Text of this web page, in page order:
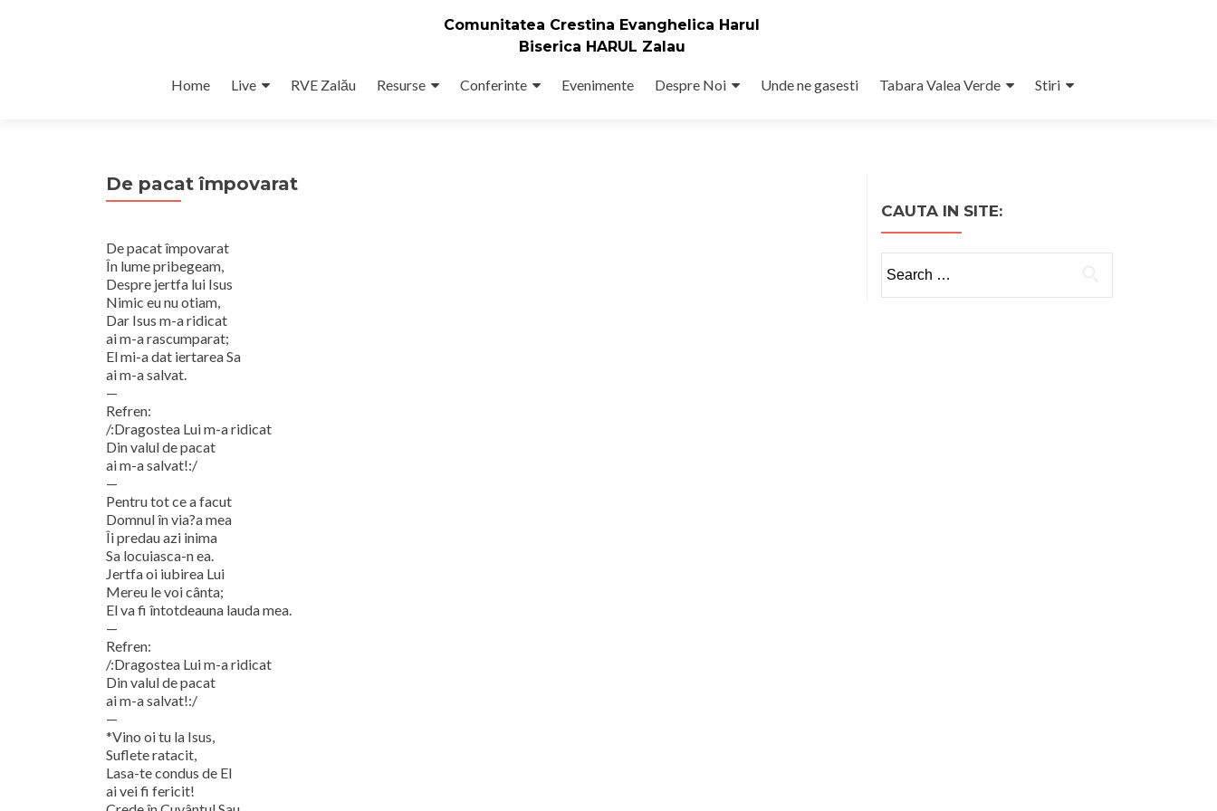
Comunitatea Crestina Evanghelica Harul
Biserica HARUL Zalau
Home Live RVE Zalău Resurse Conferinte Evenimente Despre Noi Unde ne gasesti Tabara Valea Verde Stiri
De pacat împovarat
De pacat împovarat
În lume pribegeam,
Despre jertfa lui Isus
Nimic eu nu otiam,
Dar Isus m-a ridicat
ai m-a rascumparat;
El mi-a dat iertarea Sa
ai m-a salvat.
—
Refren:
/:Dragostea Lui m-a ridicat
Din valul de pacat
ai m-a salvat!:/
—
Pentru tot ce a facut
Domnul în via?a mea
Îi predau azi inima
Sa locuiasca-n ea.
Jertfa oi iubirea Lui
Mereu le voi cânta;
El va fi întotdeauna lauda mea.
—
Refren:
/:Dragostea Lui m-a ridicat
Din valul de pacat
ai m-a salvat!:/
—
*Vino oi tu la Isus,
Suflete ratacit,
Lasa-te condus de El
ai vei fi fericit!
CAUTA IN SITE:
for: